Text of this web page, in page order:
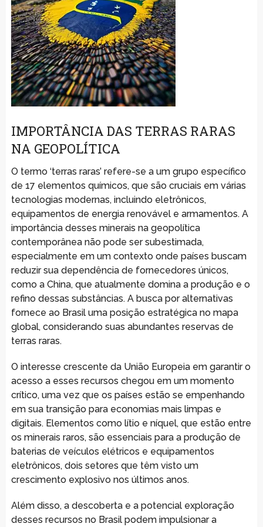
IMPORTÂNCIA DAS TERRAS RARAS
NA GEOPOLÍTICA
O termo ‘terras raras’ refere-se a um grupo específico
de 17 elementos químicos, que são cruciais em várias
tecnologias modernas, incluindo eletrônicos,
equipamentos de energia renovável e armamentos. A
importância desses minerais na geopolítica
contemporânea não pode ser subestimada,
especialmente em um contexto onde países buscam
reduzir sua dependência de fornecedores únicos,
como a China, que atualmente domina a produção e o
refino dessas substâncias. A busca por alternativas
fornece ao Brasil uma posição estratégica no mapa
global, considerando suas abundantes reservas de
terras raras.
O interesse crescente da União Europeia em garantir o
acesso a esses recursos chegou em um momento
crítico, uma vez que os países estão se empenhando
em sua transição para economias mais limpas e
digitais. Elementos como lítio e níquel, que estão entre
os minerais raros, são essenciais para a produção de
baterias de veículos elétricos e equipamentos
eletrônicos, dois setores que têm visto um
crescimento explosivo nos últimos anos.
Além disso, a descoberta e a potencial exploração
desses recursos no Brasil podem impulsionar a